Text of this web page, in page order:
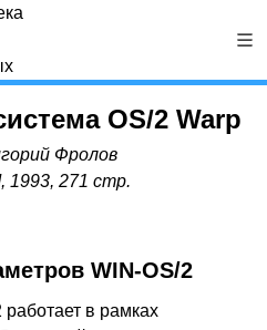
OS/2 Warp
Фролов
271 стр.
WIN-OS/2
работает в рамках